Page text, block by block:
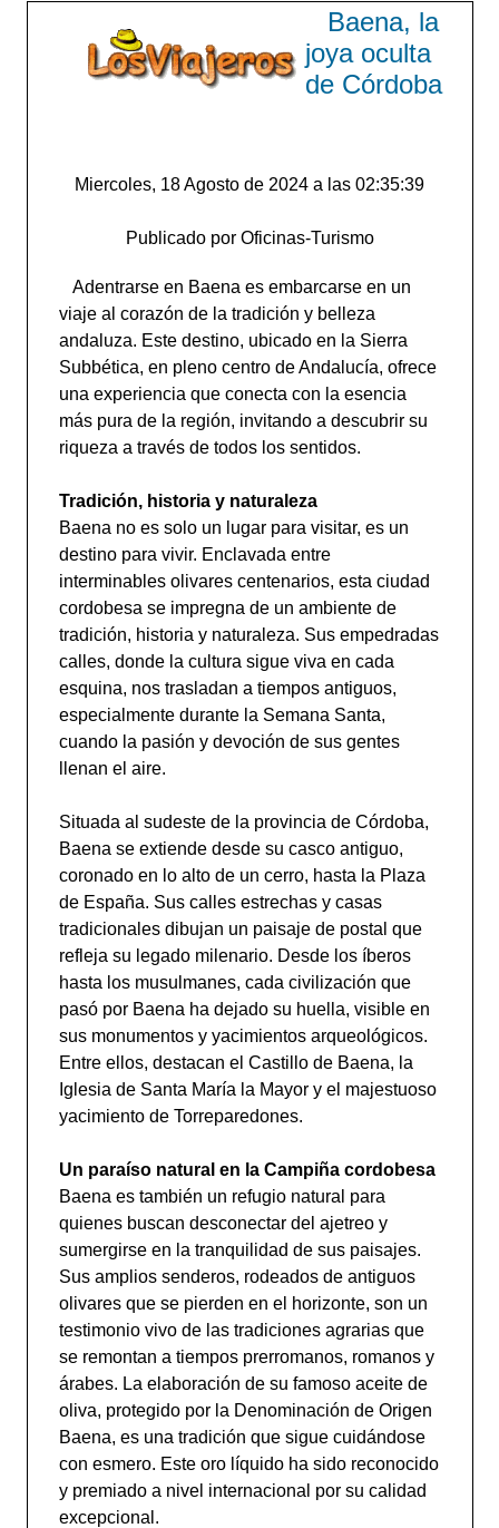
Baena, la
joya oculta
de Córdoba
Miercoles, 18 Agosto de 2024 a las 02:35:39
Publicado por Oficinas-Turismo
Adentrarse en Baena es embarcarse en un
viaje al corazón de la tradición y belleza
andaluza. Este destino, ubicado en la Sierra
Subbética, en pleno centro de Andalucía, ofrece
una experiencia que conecta con la esencia
más pura de la región, invitando a descubrir su
riqueza a través de todos los sentidos.
Tradición, historia y naturaleza
Baena no es solo un lugar para visitar, es un
destino para vivir. Enclavada entre
interminables olivares centenarios, esta ciudad
cordobesa se impregna de un ambiente de
tradición, historia y naturaleza. Sus empedradas
calles, donde la cultura sigue viva en cada
esquina, nos trasladan a tiempos antiguos,
especialmente durante la Semana Santa,
cuando la pasión y devoción de sus gentes
llenan el aire.
Situada al sudeste de la provincia de Córdoba,
Baena se extiende desde su casco antiguo,
coronado en lo alto de un cerro, hasta la Plaza
de España. Sus calles estrechas y casas
tradicionales dibujan un paisaje de postal que
refleja su legado milenario. Desde los íberos
hasta los musulmanes, cada civilización que
pasó por Baena ha dejado su huella, visible en
sus monumentos y yacimientos arqueológicos.
Entre ellos, destacan el Castillo de Baena, la
Iglesia de Santa María la Mayor y el majestuoso
yacimiento de Torreparedones.
Un paraíso natural en la Campiña cordobesa
Baena es también un refugio natural para
quienes buscan desconectar del ajetreo y
sumergirse en la tranquilidad de sus paisajes.
Sus amplios senderos, rodeados de antiguos
olivares que se pierden en el horizonte, son un
testimonio vivo de las tradiciones agrarias que
se remontan a tiempos prerromanos, romanos y
árabes. La elaboración de su famoso aceite de
oliva, protegido por la Denominación de Origen
Baena, es una tradición que sigue cuidándose
con esmero. Este oro líquido ha sido reconocido
y premiado a nivel internacional por su calidad
excepcional.